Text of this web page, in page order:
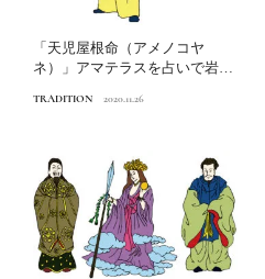
「天児屋根命（アメノコヤ
ネ）」アマテラスを占いで岩戸
ら...
TRADITION 2020.11.26